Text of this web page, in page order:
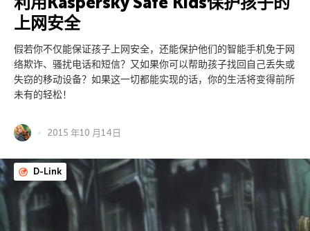
上网安全
假若你不仅能保证孩子上网安全，还能保护他们的智能手机免于网
络欺诈、骚扰电话和短信？又如果你可以帮助孩子找回自己丢失或
失窃的移动设备？如果这一切都能实现的话，你的生活将变得前所
未有的轻松！
2015 年10 月14日
D-Link